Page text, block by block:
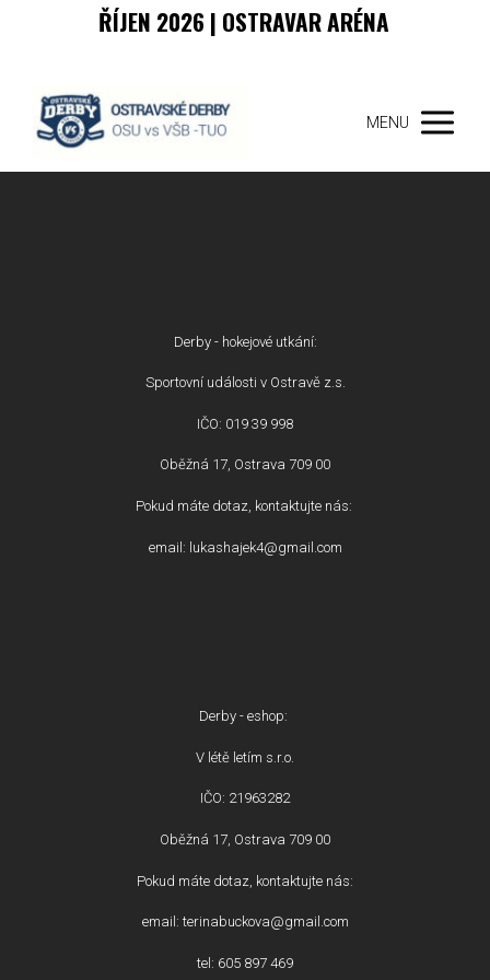
ŘÍJEN 2026 | OSTRAVAR ARÉNA
MENU
Derby - hokejové utkání:
Sportovní události v Ostravě z.s.
IČO: 019 39 998
Oběžná 17, Ostrava 709 00
Pokud máte dotaz, kontaktujte nás:
email: lukashajek4@gmail.com
Derby - eshop:
V létě letím s.r.o.
IČO: 21963282
Oběžná 17, Ostrava 709 00
Pokud máte dotaz, kontaktujte nás:
email: terinabuckova@gmail.com
tel: 605 897 469